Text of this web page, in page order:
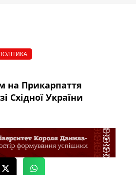
на Прикарпаття
Східної України